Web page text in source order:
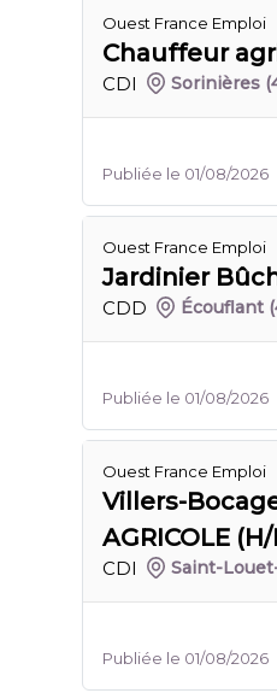
Ouest France Emploi
Chauffeur
CDI Sorinières
Publiée le 01/08/2026
Ouest France Emploi
Jardinier
CDD Écouflant
Publiée le 01/08/2026
Ouest France Emploi
Villers-
AGRICOLE (H/
CDI Saint-
Publiée le 01/08/2026